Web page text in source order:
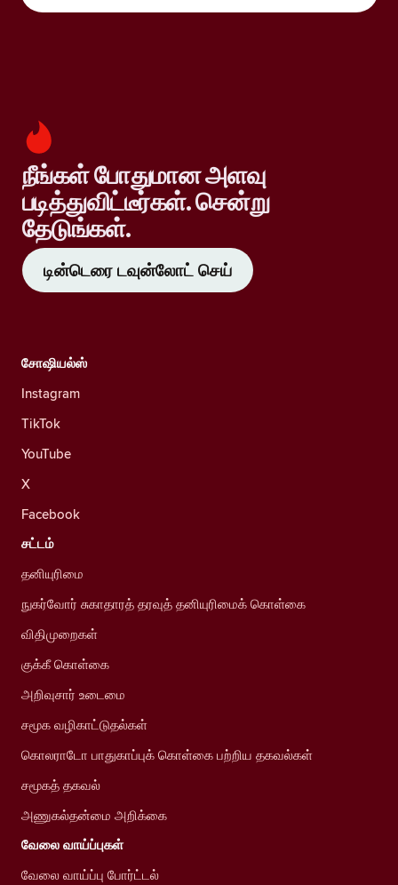
நீங்கள் போதுமான அளவு
படித்துவிட்டீர்கள். சென்று
தேடுங்கள்.
டின்டெரை டவுன்லோட் செய்
சோஷியல்ஸ்
Instagram
TikTok
YouTube
X
Facebook
சட்டம்
தனியுரிமை
நுகர்வோர் சுகாதாரத் தரவுத் தனியுரிமைக் கொள்கை
விதிமுறைகள்
குக்கீ கொள்கை
அறிவுசார் உடைமை
சமூக வழிகாட்டுதல்கள்
கொலராடோ பாதுகாப்புக் கொள்கை பற்றிய தகவல்கள்
சமூகத் தகவல்
அணுகல்தன்மை அறிக்கை
வேலை வாய்ப்புகள்
வேலை வாய்ப்பு போர்ட்டல்